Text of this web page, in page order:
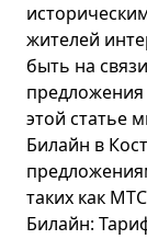
жителей
быть на
этой статье
Билайн в
таких как МТС
Билайн: